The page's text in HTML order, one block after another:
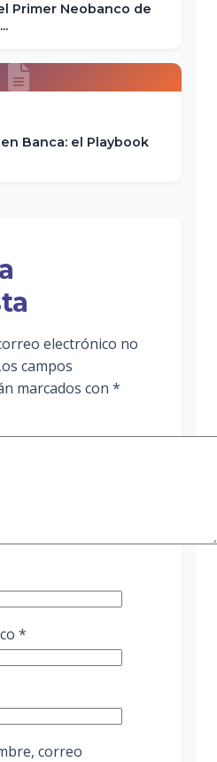
Primer Neobanco de
Banca: el Playbook
electrónico no
campos
marcados con *
*
correo